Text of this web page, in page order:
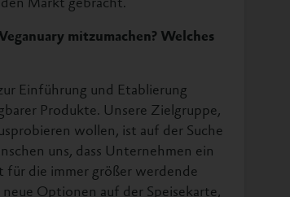
mitzumachen? Welches
Einführung und Etablierung
Produkte. Unsere Zielgruppe,
wollen, ist auf der Suche
uns, dass Unternehmen ein
die immer größer werdende
Optionen auf der Speisekarte,